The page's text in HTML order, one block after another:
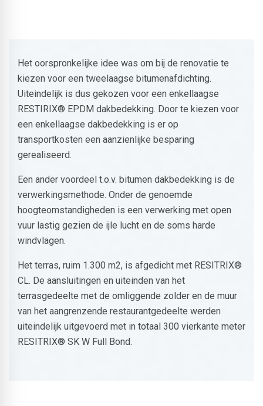
Het oorspronkelijke idee was om bij de renovatie te
kiezen voor een tweelaagse bitumenafdichting.
Uiteindelijk is dus gekozen voor een enkellaagse
RESTIRIX® EPDM dakbedekking. Door te kiezen voor
een enkellaagse dakbedekking is er op
transportkosten een aanzienlijke besparing
gerealiseerd.
Een ander voordeel t.o.v. bitumen dakbedekking is de
verwerkingsmethode. Onder de genoemde
hoogteomstandigheden is een verwerking met open
vuur lastig gezien de ijle lucht en de soms harde
windvlagen.
Het terras, ruim 1.300 m2, is afgedicht met RESITRIX®
CL. De aansluitingen en uiteinden van het
terrasgedeelte met de omliggende zolder en de muur
van het aangrenzende restaurantgedeelte werden
uiteindelijk uitgevoerd met in totaal 300 vierkante meter
RESITRIX® SK W Full Bond.